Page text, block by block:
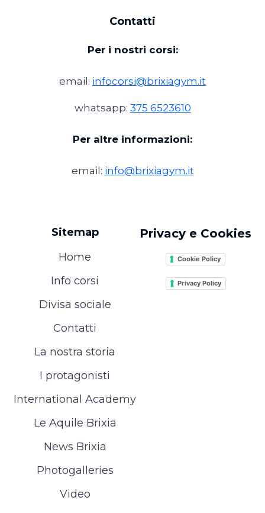
Contatti
Per i nostri corsi:
email: infocorsi@brixiagym.it
whatsapp: 375 6523610
Per altre informazioni:
email: info@brixiagym.it
Sitemap
Home
Info corsi
Divisa sociale
Contatti
La nostra storia
I protagonisti
International Academy
Le Aquile Brixia
News Brixia
Photogalleries
Video
Privacy e Cookies
Cookie Policy
Privacy Policy